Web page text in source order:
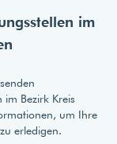
im
Bezirk Kreis
um Ihre
erledigen.